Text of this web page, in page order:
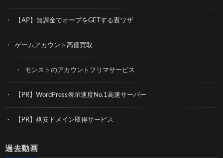
【AP】無課金でオーブをGETする裏ワザ
ゲームアカウント高価買取
モンストのアカウントフリマサービス
【PR】WordPress表示速度No.1高速サーバー
【PR】格安ドメイン取得サービス
過去動画